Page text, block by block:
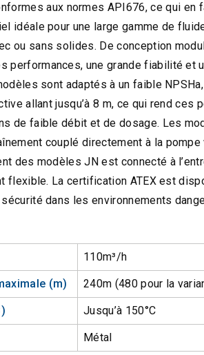
aux normes API676, ce qui en
idéale pour une large gamme de
ou sans solides. De conception
performances, une grande fiabilité et
sont adaptés à un faible
allant jusqu’à 8 m, ce qui rend ces
de faible débit et de dosage. Les
couplé directement à la pompe
des modèles JN est connecté à
flexible. La certification ATEX est
dans les environnements
110m³/h
(m) 240m (480 pour la
Jusqu’à 150°C
Métal